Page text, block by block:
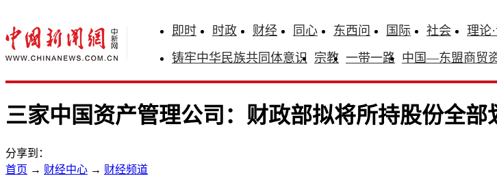
即时 时政 财经 同心 东西问 国际 社会 理论
铸牢中华民族共同体意识 宗教 一带一路 中国—东盟商贸
三家中国资产管理公司：财政部拟将所持股份全部
分享到：
首页 → 财经中心 → 财经频道